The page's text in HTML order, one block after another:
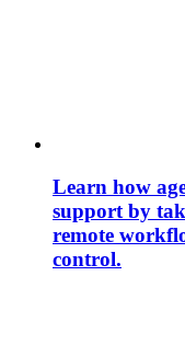
Learn how
support by
remote
control.